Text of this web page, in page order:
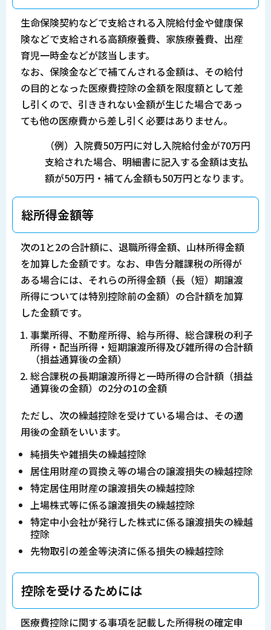
生命保険契約などで支給される入院給付金や健康保
険などで支給される高額療養費、家族療養費、出産
育児一時金などが該当します。
なお、保険金などで補てんされる金額は、その給付
の目的となった医療費控除の金額を限度額として差
し引くので、引ききれない金額が生じた場合であっ
ても他の医療費から差し引く必要はありません。
（例）入院費50万円に対し入院給付金が70万円
支給された場合、明細書に記入する金額は支払
額が50万円・補てん金額も50万円となります。
総所得金額等
次の1と2の合計額に、退職所得金額、山林所得金額
を加算した金額です。なお、申告分離課税の所得が
ある場合には、それらの所得金額（長（短）期譲渡
所得については特別控除前の金額）の合計額を加算
した金額です。
事業所得、不動産所得、給与所得、総合課税の利子
所得・配当所得・短期譲渡所得及び雑所得の合計額
（損益通算後の金額）
総合課税の長期譲渡所得と一時所得の合計額（損益
通算後の金額）の2分の1の金額
ただし、次の繰越控除を受けている場合は、その適
用後の金額をいいます。
純損失や雑損失の繰越控除
居住用財産の買換え等の場合の譲渡損失の繰越控除
特定居住用財産の譲渡損失の繰越控除
上場株式等に係る譲渡損失の繰越控除
特定中小会社が発行した株式に係る譲渡損失の繰越
控除
先物取引の差金等決済に係る損失の繰越控除
控除を受けるためには
医療費控除に関する事項を記載した所得税の確定申